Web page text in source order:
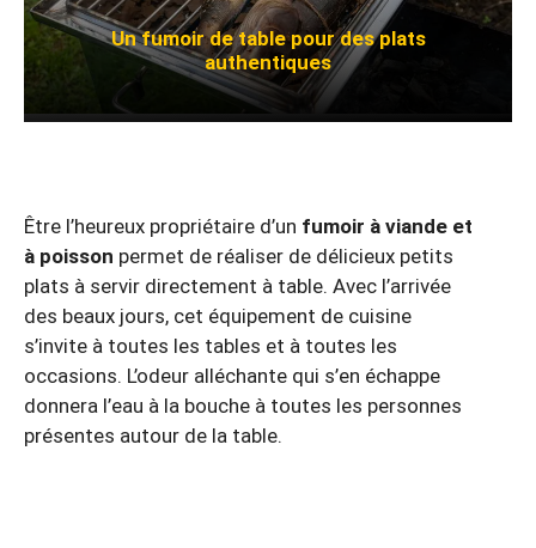
Un fumoir de table pour des plats
authentiques
Être l’heureux propriétaire d’un fumoir à viande et
à poisson permet de réaliser de délicieux petits
plats à servir directement à table. Avec l’arrivée
des beaux jours, cet équipement de cuisine
s’invite à toutes les tables et à toutes les
occasions. L’odeur alléchante qui s’en échappe
donnera l’eau à la bouche à toutes les personnes
présentes autour de la table.